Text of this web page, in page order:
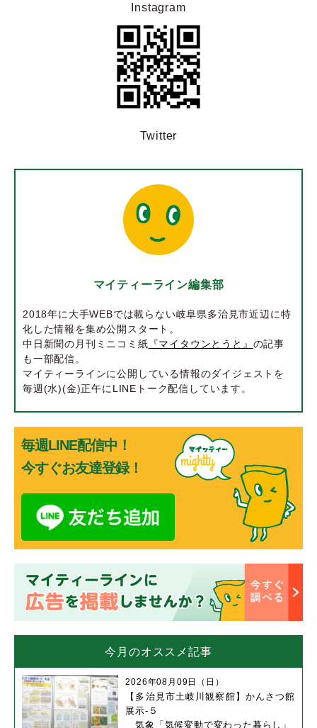
Instagram
Twitter
マイティーライン編集部
2018年に大手WEBでは載らない岐阜県多治見市近辺に特
化した情報を集め公開スタート。
中日新聞の月刊ミニコミ紙 『マイタウンとうと』 の記事
も一部配信。
マイティーラインに公開している情報のダイジェストを
毎週(水)(金)正午にLINEトーク配信しています。
毎週LINE配信中！
今すぐお友達登録！
今月のオススメ記事
【多治見市土岐川観察館】かんさつ館
展示-５
気象「気候変動で変わった暮らし」
2026年08月09日（日）